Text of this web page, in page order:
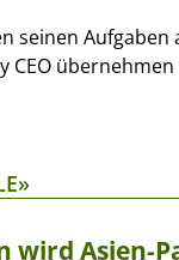
seinen
CEO
wird Asien-